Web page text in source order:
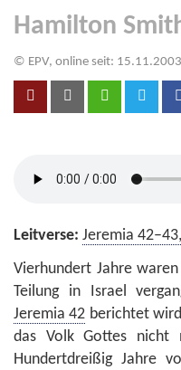
Hamilton
© EPV, online seit:
Leitverse: Jeremia
Vierhundert Jahre
Teilung in Israel
Jeremia 42 berichtet
das Volk Gottes nicht
Hundertdreißig Jahre